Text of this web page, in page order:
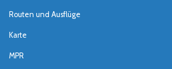
Routen und Ausflüge
Karte
MPR